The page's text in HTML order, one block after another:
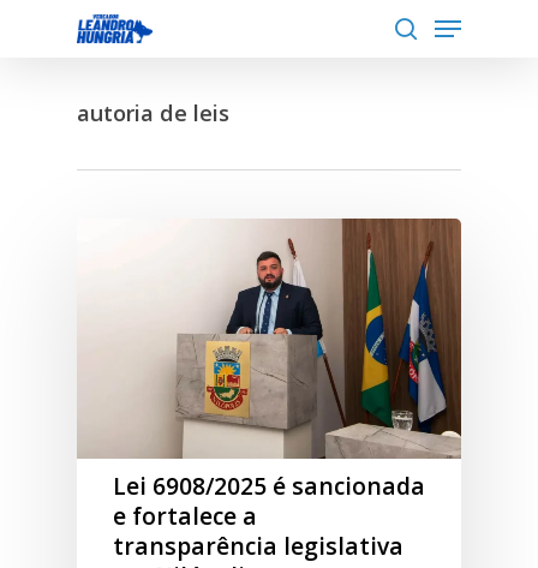
Menu
autoria de leis
Lei 6908/2025 é sancionada
e fortalece a
transparência legislativa